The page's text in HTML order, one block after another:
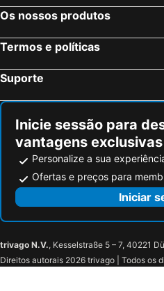
Os nossos produtos
Termos e políticas
Suporte
Inicie sessão para
vantagens
Personalize a sua
Ofertas e preços para
Iniciar
trivago N.V., Kesselstraße 5 – 7, 40221
Direitos autorais 2026 trivago | Todos os